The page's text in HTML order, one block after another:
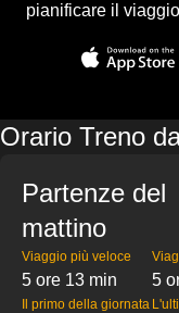
pianificare il
Orario Treno
Partenze del
mattino
Viaggio più veloce
5 ore 13 min 5
Il primo della giornata